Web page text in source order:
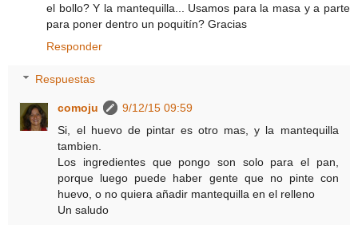
el bollo? Y la mantequilla... Usamos para la masa y a parte
para poner dentro un poquitín? Gracias
Responder
Respuestas
comoju
9/12/15 09:59
Si, el huevo de pintar es otro mas, y la mantequilla
tambien.
Los ingredientes que pongo son solo para el pan,
porque luego puede haber gente que no pinte con
huevo, o no quiera añadir mantequilla en el relleno
Un saludo